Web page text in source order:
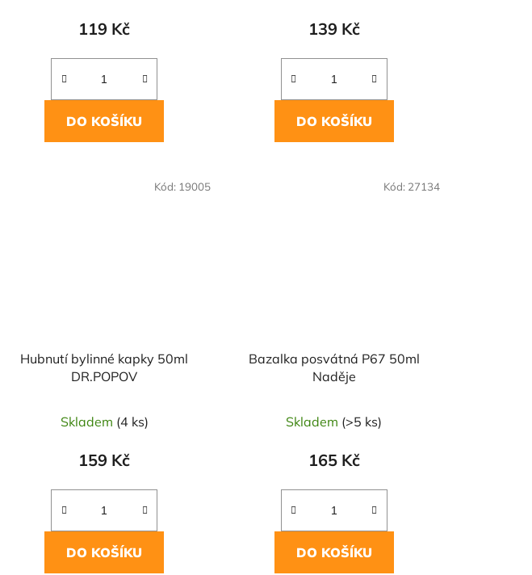
119 Kč
DO KOŠÍKU
139 Kč
DO KOŠÍKU
Hubnutí bylinné kapky 50ml
DR.POPOV
Skladem (4 ks)
159 Kč
DO KOŠÍKU
Kód: 19005
Bazalka posvátná P67 50ml
Naděje
Skladem (>5 ks)
165 Kč
DO KOŠÍKU
Kód: 27134